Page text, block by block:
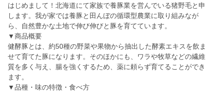
はじめまして！北海道にて家族で養豚業を営んでいる猪野毛と申
します。我が家では養豚と田んぼの循環型農業に取り組みなが
ら、自然豊かな土地で伸び伸びと豚を育てています。
▼商品概要
健酵豚とは、約50種の野菜や果物から抽出した酵素エキスを飲ま
せて育てた豚になります。そのほかにも、ワラや牧草などの繊維
質を多く与え、腸を強くするため、薬に頼らず育てることができ
ます。
▼品種・味の特徴・食べ方